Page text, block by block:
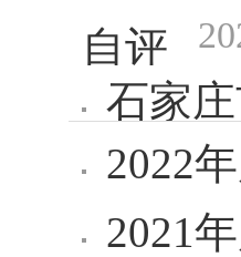
自评
石家
自评
2022
2021